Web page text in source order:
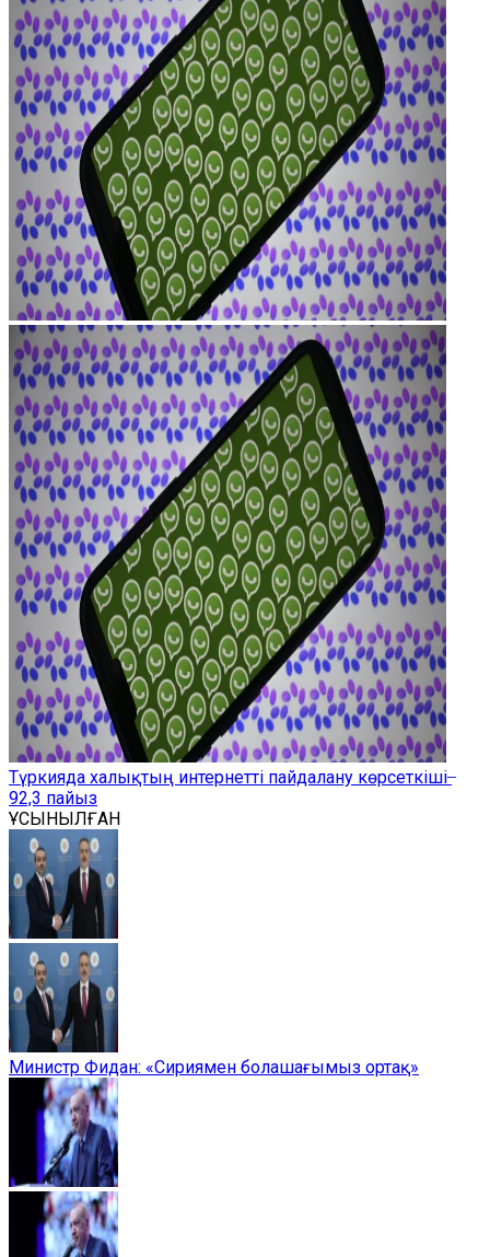
Түркияда халықтың интернетті пайдалану көрсеткіші ̶
92,3 пайыз
ҰСЫНЫЛҒАН
Министр Фидан: «Сириямен болашағымыз ортақ»